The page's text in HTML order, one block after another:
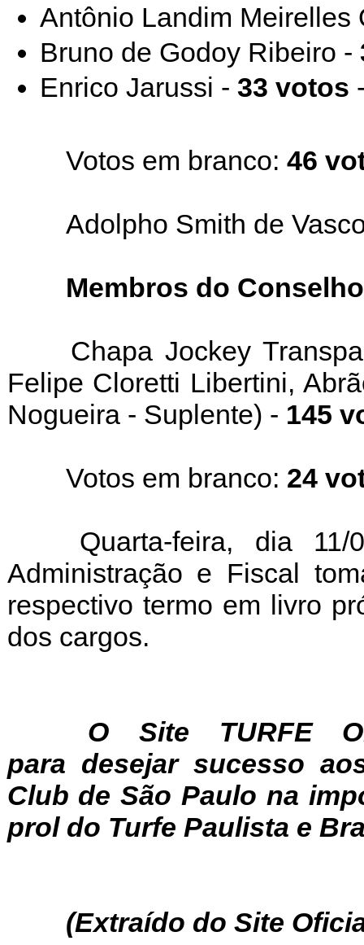
Antônio Landim
Bruno de Godoy Ribeiro -
Enrico Jarussi - 33 votos
Votos em branco: 46
Adolpho Smith de
Membros do
Chapa Jockey
Felipe Cloretti Libertini,
Nogueira - Suplente) - 145
Votos em branco: 24
Quarta-feira, dia
Administração e Fiscal
respectivo termo em livro
dos cargos.
O Site TURFE
para desejar sucesso
Club de São Paulo na
prol do Turfe Paulista e
(Extraído do Site